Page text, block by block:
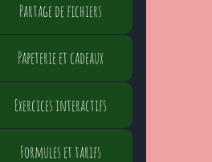
Partage de fichiers
Papeterie et cadeaux
Exercices interactifs
Formules et tarifs